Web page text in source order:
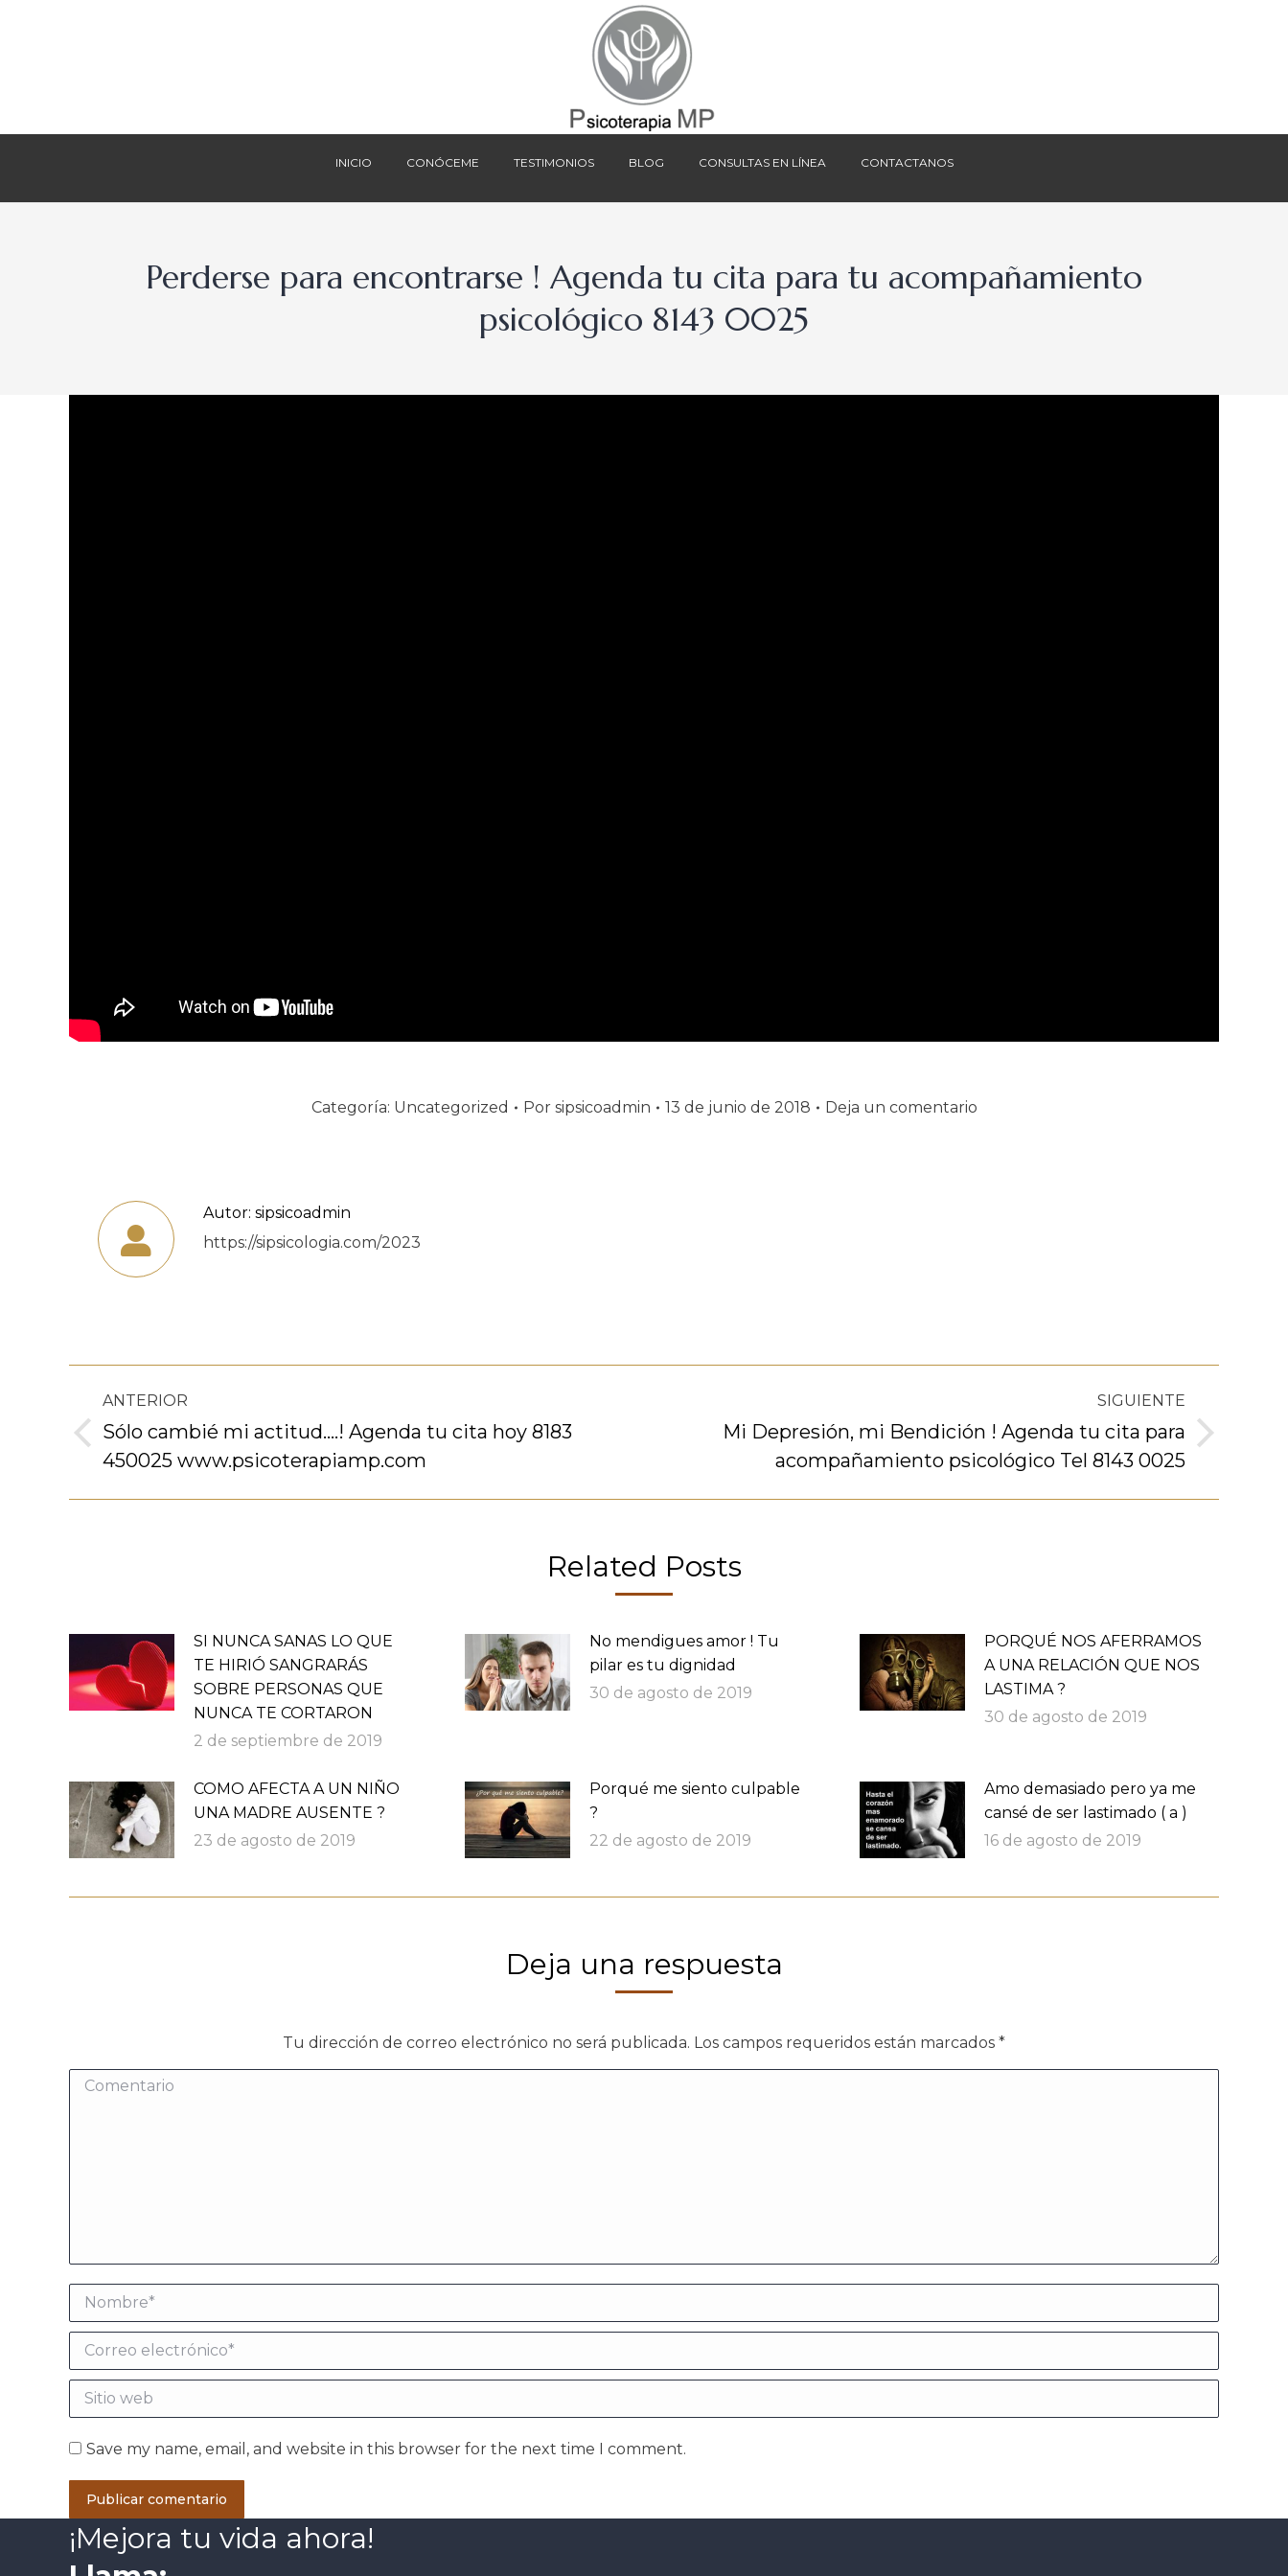
INICIO CONÓCEME TESTIMONIOS BLOG CONSULTAS EN LÍNEA CONTACTANOS
Perderse para encontrarse ! Agenda tu cita para tu acompañamiento
psicológico 8143 0025
Categoría: Uncategorized Por sipsicoadmin 13 de junio de 2018 Deja un comentario
Autor: sipsicoadmin
https://sipsicologia.com/2023
Navegación
entre
publicaciones
ANTERIOR
Publicación
anterior:
Sólo cambié mi actitud….! Agenda tu cita hoy 8183
450025 www.psicoterapiamp.com
SIGUIENTE
Publicación
Mi Depresión, mi Bendición ! Agenda tu cita para
acompañamiento psicológico Tel 8143 0025
Related Posts
SI NUNCA SANAS LO QUE
TE HIRIÓ SANGRARÁS
SOBRE PERSONAS QUE
NUNCA TE CORTARON
2 de septiembre de 2019
No mendigues amor ! Tu
pilar es tu dignidad
30 de agosto de 2019
PORQUÉ NOS AFERRAMOS
A UNA RELACIÓN QUE NOS
LASTIMA ?
30 de agosto de 2019
COMO AFECTA A UN NIÑO
UNA MADRE AUSENTE ?
23 de agosto de 2019
Porqué me siento culpable
?
22 de agosto de 2019
Amo demasiado pero ya me
cansé de ser lastimado ( a )
16 de agosto de 2019
Deja una respuesta
Tu dirección de correo electrónico no será publicada. Los campos requeridos están marcados *
Comentario
Nombre *
Correo electrónico *
Sitio web
Save my name, email, and website in this browser for the next time I comment.
Publicar comentario
¡Mejora tu vida ahora!
BLOG